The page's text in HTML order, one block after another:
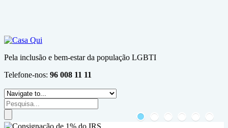
people who sell celbirty
Pela inclusão e bem-estar da população LGBTI
Telefone-nos: 96 008 11 11